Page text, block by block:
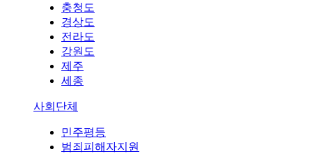
충청도
경상도
전라도
강원도
제주
세종
사회단체
민주평등
범죄피해자지원